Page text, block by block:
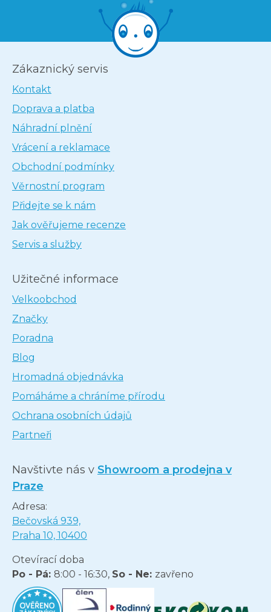
Zákaznický servis
Kontakt
Doprava a platba
Náhradní plnění
Vrácení a reklamace
Obchodní podmínky
Věrnostní program
Přidejte se k nám
Jak ověřujeme recenze
Servis a služby
Užitečné informace
Velkoobchod
Značky
Poradna
Blog
Hromadná objednávka
Pomáháme a chráníme přírodu
Ochrana osobních údajů
Partneři
Navštivte nás v Showroom a prodejna v
Praze
Adresa:
Bečovská 939,
Praha 10, 10400
Otevírací doba
Po - Pá: 8:00 - 16:30, So - Ne: zavřeno